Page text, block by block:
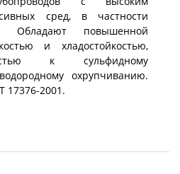
сред, в частности
Обладают повышенной
и хладостойкостью,
к сульфидному
охрупчиванию.
17376-2001.